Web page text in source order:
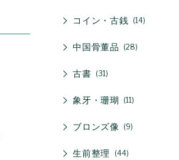
コイン・古銭 14
中国骨董品 28
古書 31
象牙・珊瑚 11
ブロンズ像 9
生前整理 44